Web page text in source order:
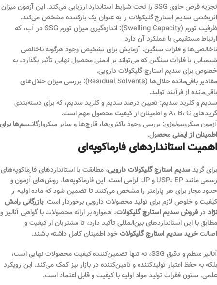
تجزیه قرص حاوی SSG را تحت شرایط استاندارد ارزیابی می‌کند. این آزمون میزان
اثربخشی سدیم استارچ گلیکولات را به عنوان یک بازکننده مشخص می‌کند.
ظرفیت تورم (Swelling Capacity): اندازه‌گیری میزان تورم SSG در آب، که
ارتباط مستقیمی با عملکرد آن دارد.
ناخالصی‌ها و فلزات سنگین: آزمایش برای تشخیص وجود هرگونه ناخالصی
شیمیایی یا فلزات سنگین که می‌تواند بر ایمنی محصول نهایی تأثیر بگذارد، به
خصوص برای سدیم استارچ گلیکولات دارویی.
مقادیر باقی‌مانده حلال‌ها (Residual Solvents): بررسی میزان حلال‌های
باقی‌مانده از فرآیند تولید.
سدیم و کلرید سدیم: تعیین درصد سدیم و کلرید سدیم، که برای دسته‌بندی
گریدهای A، B، C و اطمینان از کیفیت محصول مهم است.
آزمون میکروبیولوژی: بررسی وجود باکتری‌ها، قارچ‌ها و سایر میکروارگانیسم‌ها برای
اطمینان از ایمنی محصول.
اهمیت استانداردهای فارماکوپه‌ای
برای گریدسدیم استارچ گلیکولات دارویی، مطابقت با استانداردهای فارماکوپه‌های
رسمی مانند USP، EP و JP الزامی است. این فارماکوپه‌ها، روش‌های آزمون و
حدود مجاز برای هر پارامتر را مشخص می‌کنند تا تضمین شود که ماده اولیه از
کیفیت و خلوص لازم برای تولید محصولات دارویی برخوردار است.بازرگانی رامش
نژاددرفروش سدیم استارچ گلیکولات، همواره بر ارائه محصولات با گواهی آنالیز و
مطابق با این استانداردهای بین‌المللی تأکید دارد، تا مشتریان از کیفیت و
اصالتخرید سدیم استارچ گلیکولاتخود اطمینان کامل داشته باشند.
آنالیز منظم و دقیق SSG، نه تنها تضمین‌کننده کیفیت محصولات نهایی است،
بلکه به حفظ اعتبار تولیدکننده و تامین‌کننده در بازار نیز کمک می‌کند. این رویکرد
علمی، ستون فقرات تولید مواد اولیه با کیفیت و قابل اعتماد است.